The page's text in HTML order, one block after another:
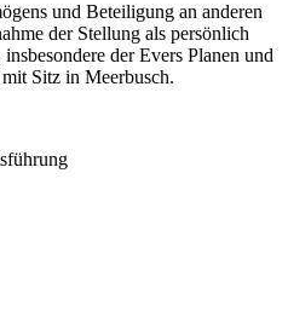
und Beteiligung an anderen
der Stellung als persönlich
der Evers Planen und
Sitz in Meerbusch.